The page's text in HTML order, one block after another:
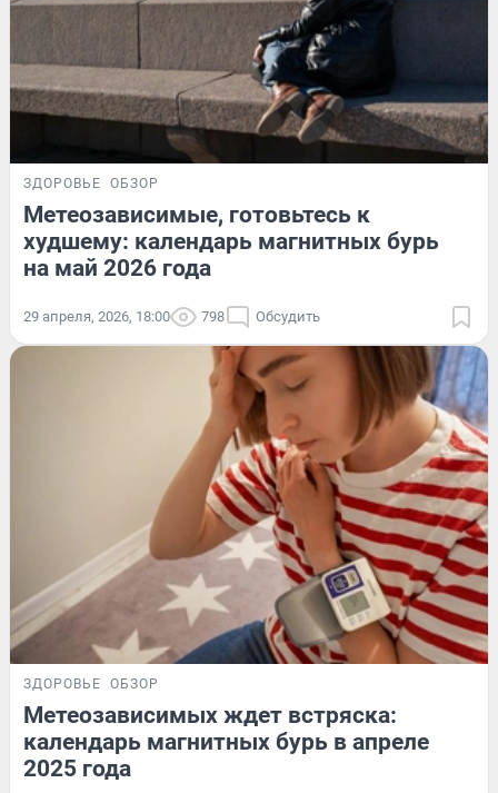
ЗДОРОВЬЕ ОБЗОР
Метеозависимые, готовьтесь к
худшему: календарь магнитных бурь
на май 2026 года
29 апреля, 2026, 18:00 798 Обсудить
ЗДОРОВЬЕ ОБЗОР
Метеозависимых ждет встряска:
календарь магнитных бурь в апреле
2025 года